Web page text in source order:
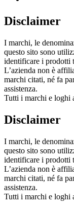
Disclaimer
I marchi, le
questo sito sono
identificare i prodotti
L’azienda non è
marchi citati, né fa
assistenza.
Tutti i marchi e loghi
Disclaimer
I marchi, le
questo sito sono
identificare i prodotti
L’azienda non è
marchi citati, né fa
assistenza.
Tutti i marchi e loghi